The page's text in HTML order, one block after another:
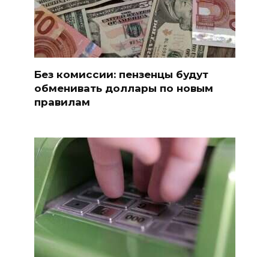
Без комиссии: пензенцы будут
обменивать доллары по новым
правилам